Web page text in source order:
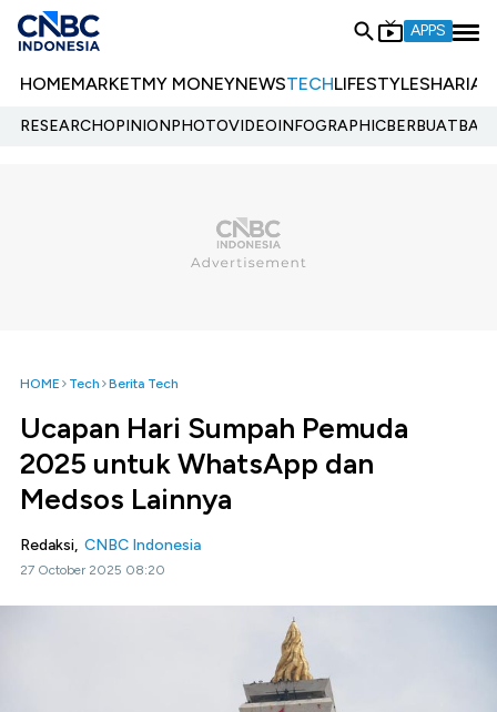
APPS
HOMEMARKETMY MONEYNEWSTECHLIFESTYLESHARIA
RESEARCHOPINIONPHOTOVIDEOINFOGRAPHIC
HOME Tech Berita Tech
Ucapan Hari Sumpah Pemuda
2025 untuk WhatsApp dan
Medsos Lainnya
Redaksi, CNBC Indonesia
27 October 2025 08:20